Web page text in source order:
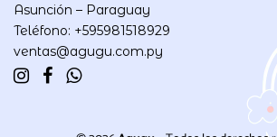
Asunción – Paraguay
Teléfono: +595981518929
ventas@agugu.com.py